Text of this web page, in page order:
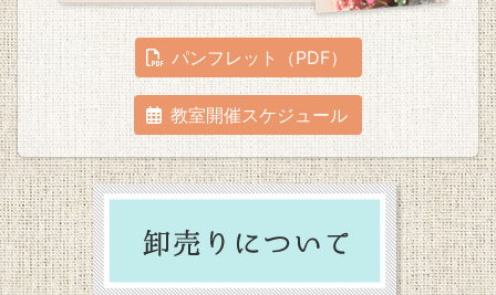
パンフレット（PDF）
教室開催スケジュール